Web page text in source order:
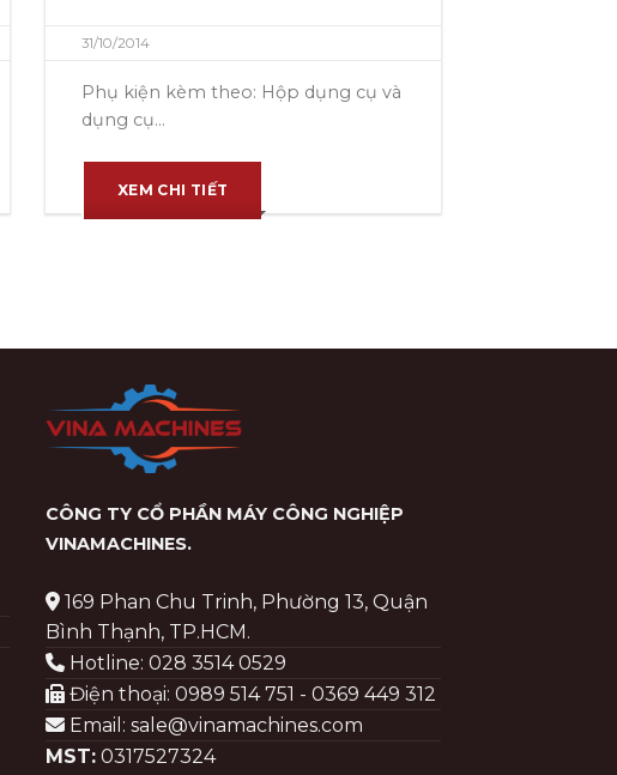
31/10/2014
Phụ kiện kèm theo: Hộp dụng cụ và
dụng cụ...
XEM CHI TIẾT
CÔNG TY CỔ PHẦN MÁY CÔNG NGHIỆP
VINAMACHINES.
169 Phan Chu Trinh, Phường 13, Quận
Bình Thạnh, TP.HCM.
Hotline: 028 3514 0529
Điện thoại: 0989 514 751 - 0369 449 312
Email: sale@vinamachines.com
MST: 0317527324